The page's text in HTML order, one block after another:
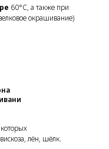
60°C, а также при
окрашивание)
лён, шёлк.